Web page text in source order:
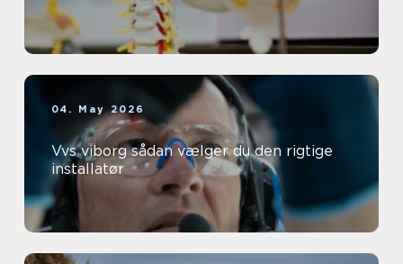
04. May 2026
Vvs viborg sådan vælger du den rigtige
installatør